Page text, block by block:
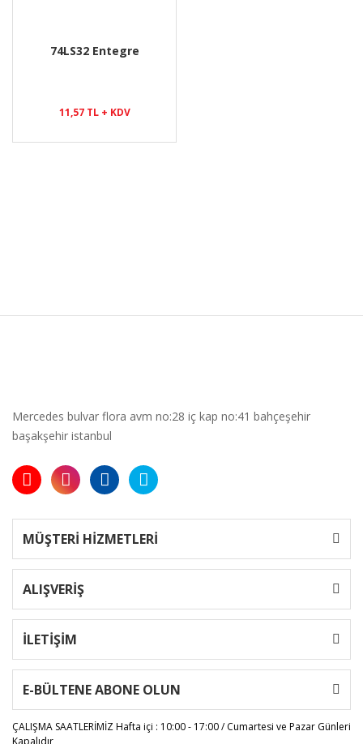
74LS32 Entegre
11,57 TL + KDV
Mercedes bulvar flora avm no:28 iç kap no:41 bahçeşehir
başakşehir istanbul
MÜŞTERİ HİZMETLERİ
ALIŞVERİŞ
İLETİŞİM
E-BÜLTENE ABONE OLUN
ÇALIŞMA SAATLERİMİZHafta içi : 10:00 - 17:00 / Cumartesi ve Pazar Günleri
Kapalıdır